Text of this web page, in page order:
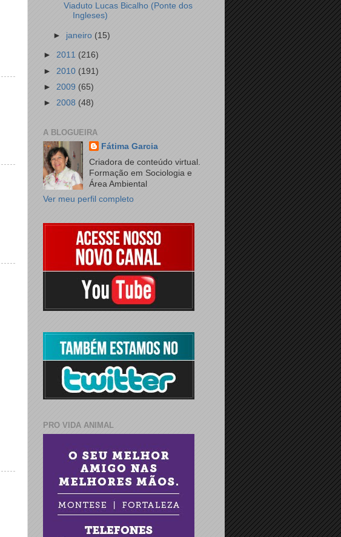
Viaduto Lucas Bicalho (Ponte dos
Ingleses)
► janeiro (15)
► 2011 (216)
► 2010 (191)
► 2009 (65)
► 2008 (48)
A BLOGUEIRA
Fátima Garcia
Criadora de conteúdo virtual.
Formação em Sociologia e
Área Ambiental
Ver meu perfil completo
PRO VIDA ANIMAL